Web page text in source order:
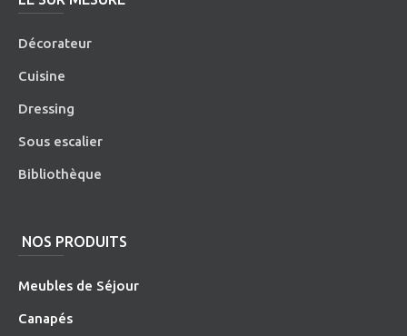
Décorateur
Cuisine
Dressing
Sous escalier
Bibliothèque
NOS PRODUITS
Meubles de Séjour
Canapés